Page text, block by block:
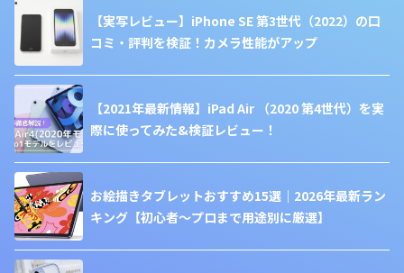
【実写レビュー】iPhone SE 第3世代（2022）の口
コミ・評判を検証！カメラ性能がアップ
【2021年最新情報】iPad Air （2020 第4世代）を実
際に使ってみた&検証レビュー！
お絵描きタブレットおすすめ15選｜2026年最新ラン
キング【初心者〜プロまで用途別に厳選】